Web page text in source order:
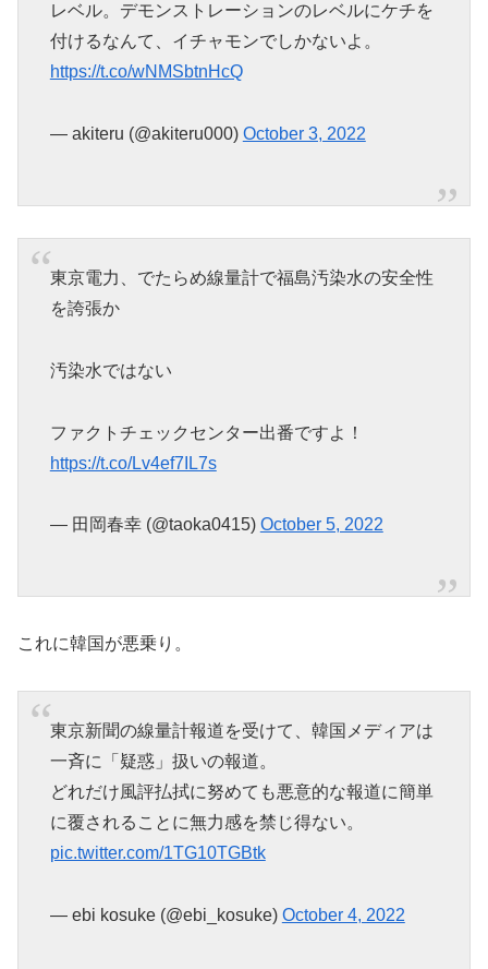
レベル。デモンストレーションのレベルにケチを
付けるなんて、イチャモンでしかないよ。
https://t.co/wNMSbtnHcQ
— akiteru (@akiteru000) October 3, 2022
東京電力、でたらめ線量計で福島汚染水の安全性
を誇張か
汚染水ではない
ファクトチェックセンター出番ですよ！
https://t.co/Lv4ef7IL7s
— 田岡春幸 (@taoka0415) October 5, 2022
これに韓国が悪乗り。
東京新聞の線量計報道を受けて、韓国メディアは
一斉に「疑惑」扱いの報道。
どれだけ風評払拭に努めても悪意的な報道に簡単
に覆されることに無力感を禁じ得ない。
pic.twitter.com/1TG10TGBtk
— ebi kosuke (@ebi_kosuke) October 4, 2022